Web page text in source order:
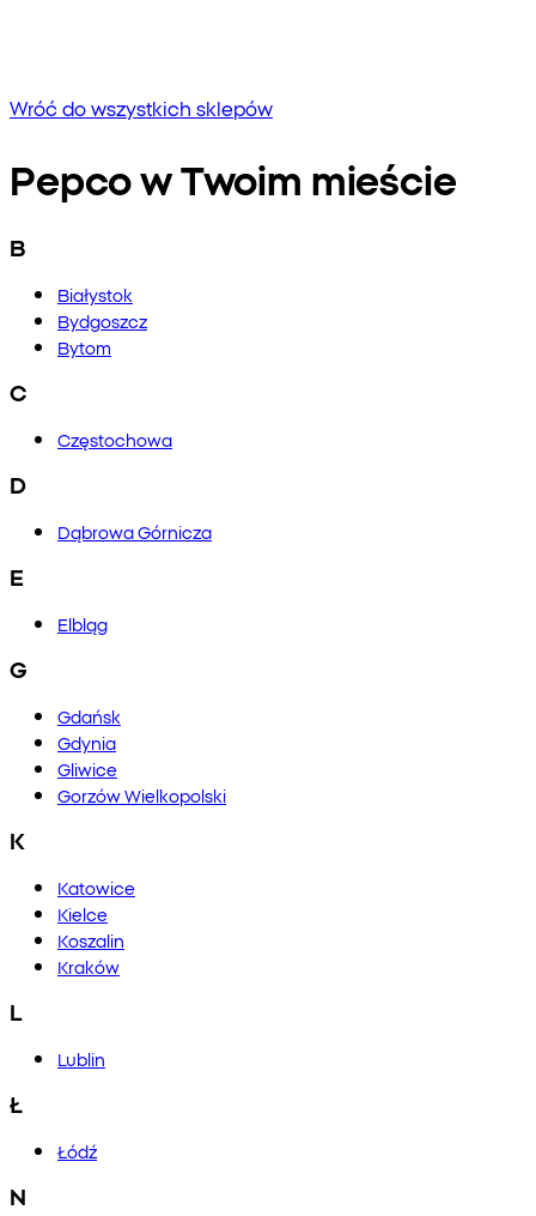
Wróć do wszystkich sklepów
Pepco w Twoim mieście
B
Białystok
Bydgoszcz
Bytom
C
Częstochowa
D
Dąbrowa Górnicza
E
Elbląg
G
Gdańsk
Gdynia
Gliwice
Gorzów Wielkopolski
K
Katowice
Kielce
Koszalin
Kraków
L
Lublin
Ł
Łódź
N